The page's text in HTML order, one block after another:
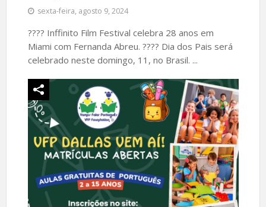
sexta-feira, agosto 9, 2024
????️ Inffinito Film Festival celebra 28 anos em
Miami com Fernanda Abreu. ????️ Dia dos Pais será
celebrado neste domingo, 11, no Brasil. ...